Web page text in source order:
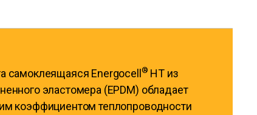
самоклеящаяся Energocell ® HT из
эластомера (EPDM) обладает
коэффициентом теплопроводности